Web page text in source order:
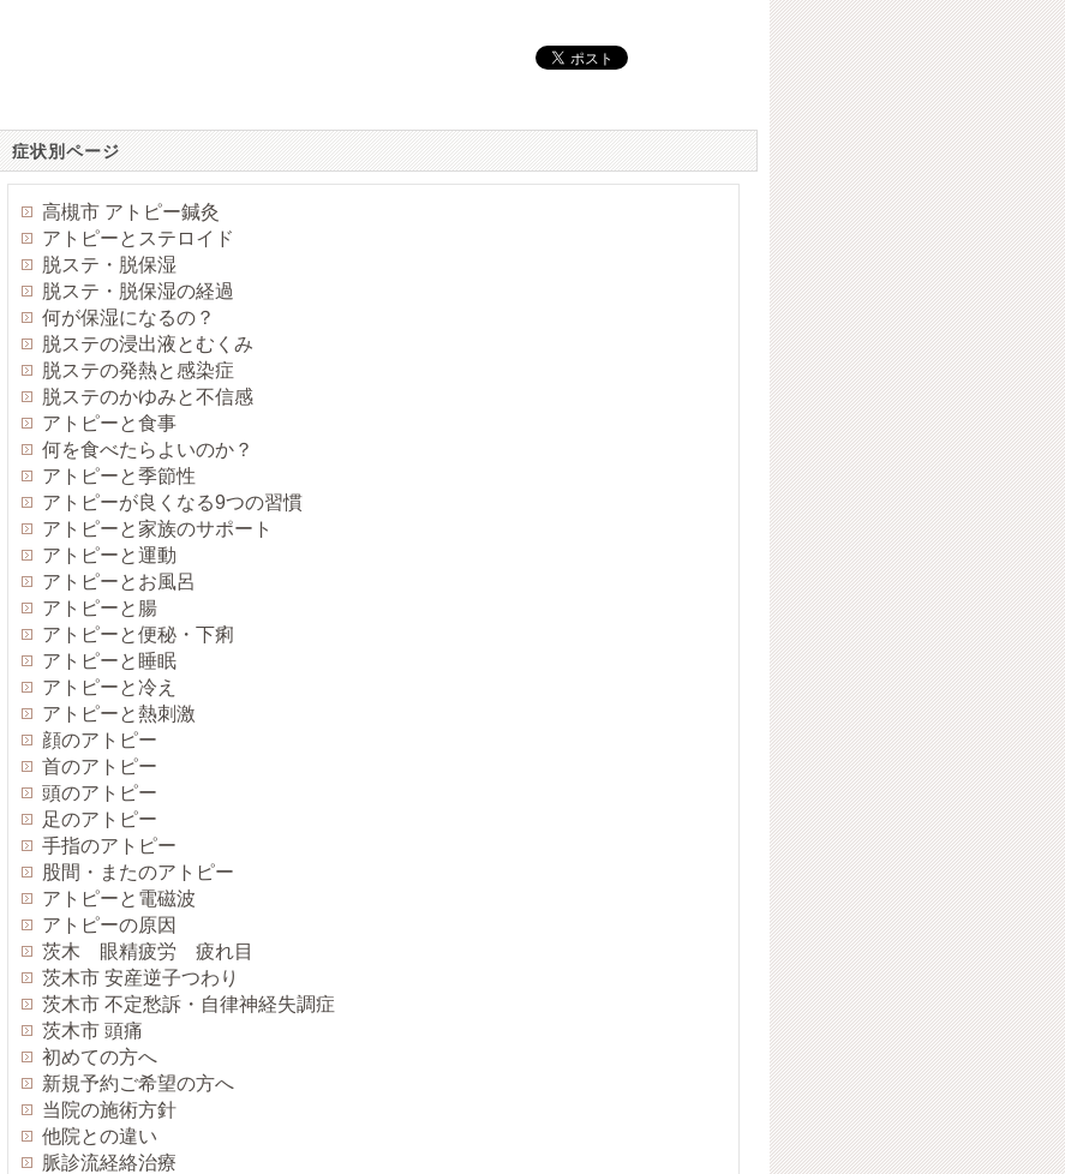
症状別ページ
高槻市 アトピー鍼灸
アトピーとステロイド
脱ステ・脱保湿
脱ステ・脱保湿の経過
何が保湿になるの？
脱ステの浸出液とむくみ
脱ステの発熱と感染症
脱ステのかゆみと不信感
アトピーと食事
何を食べたらよいのか？
アトピーと季節性
アトピーが良くなる9つの習慣
アトピーと家族のサポート
アトピーと運動
アトピーとお風呂
アトピーと腸
アトピーと便秘・下痢
アトピーと睡眠
アトピーと冷え
アトピーと熱刺激
顔のアトピー
首のアトピー
頭のアトピー
足のアトピー
手指のアトピー
股間・またのアトピー
アトピーと電磁波
アトピーの原因
茨木 眼精疲労 疲れ目
茨木市 安産逆子つわり
茨木市 不定愁訴・自律神経失調症
茨木市 頭痛
初めての方へ
新規予約ご希望の方へ
当院の施術方針
他院との違い
脈診流経絡治療